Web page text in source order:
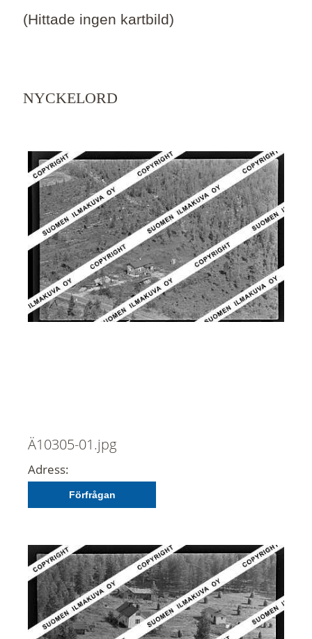
(Hittade ingen kartbild)
NYCKELORD
Ä10305-01.jpg
Adress:
Förfrågan